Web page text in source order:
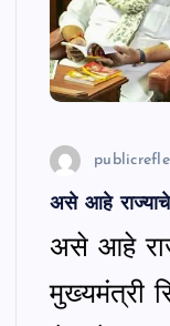
असे आहे
असे आहे
मुख्यमंत्री